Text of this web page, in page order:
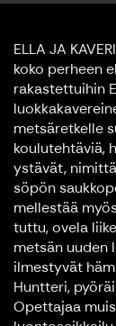
ELLA JA
koko perheen
rakastettuihin
metsäretkelle
koulutehtäviä,
ystävät,
söpön
mellestää
tuttu, ovela
metsän uuden
ilmestyvät
Huntteri,
Opettajaa